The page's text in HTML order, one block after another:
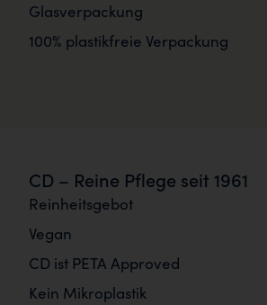
Glasverpackung
100% plastikfreie Verpackung
CD – Reine Pflege seit 1961
Reinheitsgebot
Vegan
CD ist PETA Approved
Kein Mikroplastik